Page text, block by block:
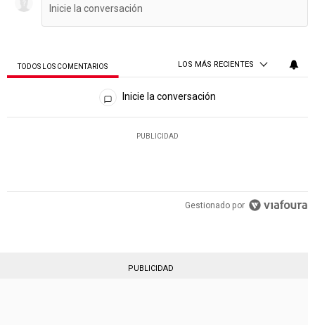
TODOS LOS COMENTARIOS LOS MÁS RECIENTES
Todos los comentarios
Inicie la conversación
PUBLICIDAD
Gestionado por
PUBLICIDAD